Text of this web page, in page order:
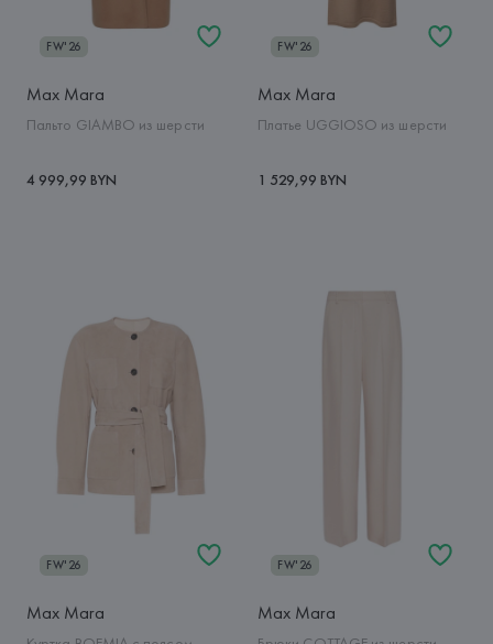
FW'26
Max Mara
Пальто GIAMBO из шерсти
4 999,99 BYN
FW'26
Max Mara
Платье UGGIOSO из шерсти
1 529,99 BYN
FW'26
Max Mara
FW'26
Max Mara